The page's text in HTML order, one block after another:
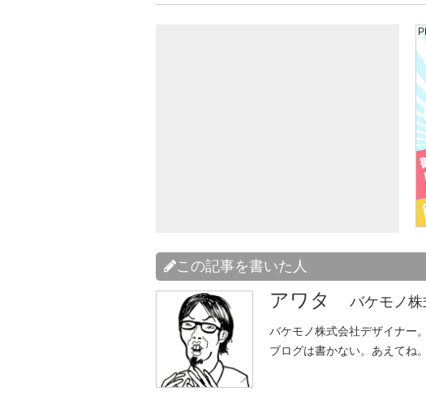
この記事を書いた人
アワタ バケモノ
バケモノ株式会社デザイナー
ブログは書かない。あえてね。